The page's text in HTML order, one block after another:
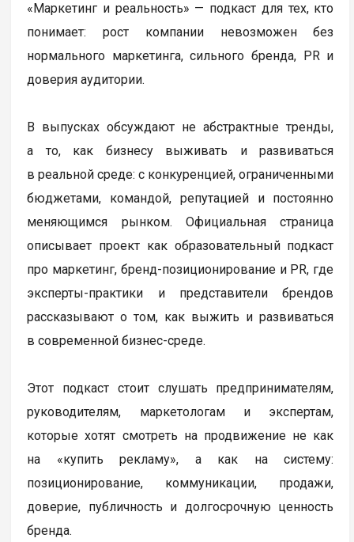
«Маркетинг и реальность» — подкаст для тех, кто
понимает: рост компании невозможен без
нормального маркетинга, сильного бренда, PR и
доверия аудитории.
В выпусках обсуждают не абстрактные тренды,
а то, как бизнесу выживать и развиваться
в реальной среде: с конкуренцией, ограниченными
бюджетами, командой, репутацией и постоянно
меняющимся рынком. Официальная страница
описывает проект как образовательный подкаст
про маркетинг, бренд-позиционирование и PR, где
эксперты-практики и представители брендов
рассказывают о том, как выжить и развиваться
в современной бизнес-среде.
Этот подкаст стоит слушать предпринимателям,
руководителям, маркетологам и экспертам,
которые хотят смотреть на продвижение не как
на «купить рекламу», а как на систему:
позиционирование, коммуникации, продажи,
доверие, публичность и долгосрочную ценность
бренда.